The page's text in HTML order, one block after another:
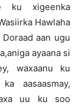
ku xigeenka
Hawlaha
aan ugu
ayaana si
waxaanu ku
aasaasmay,
uu ku soo